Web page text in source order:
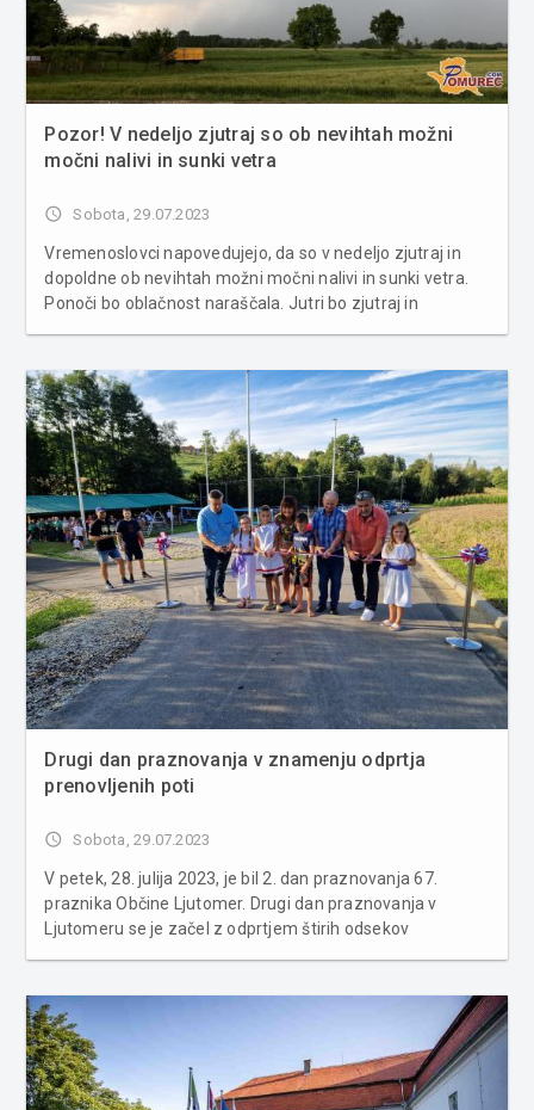
Pozor! V nedeljo zjutraj so ob nevihtah možni
močni nalivi in sunki vetra
access_time Sobota, 29.07.2023
Vremenoslovci napovedujejo, da so v nedeljo zjutraj in
dopoldne ob nevihtah možni močni nalivi in sunki vetra.
Ponoči bo oblačnost naraščala. Jutri bo zjutraj in
naraščati. P...
Drugi dan praznovanja v znamenju odprtja
prenovljenih poti
access_time Sobota, 29.07.2023
V petek, 28. julija 2023, je bil 2. dan praznovanja 67.
praznika Občine Ljutomer. Drugi dan praznovanja v
Ljutomeru se je začel z odprtjem štirih odsekov
zbrane nagovorili ljuto...